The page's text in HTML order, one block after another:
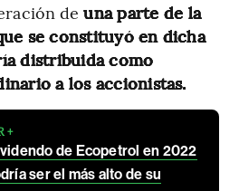
deuna parte de la
se constituyó en dicha
distribuida como
a los accionistas.
+
de Ecopetrol en 2022
ser el más alto de su